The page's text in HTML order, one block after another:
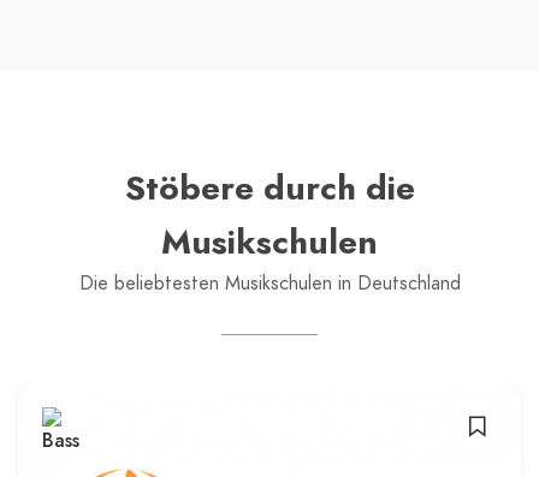
Stöbere durch die
Musikschulen
Die beliebtesten Musikschulen in Deutschland